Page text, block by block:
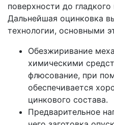
поверхности до
Дальнейшая оцинковка
технологии, основными
Обезжиривание
химическими
флюсование, при
обеспечивается
цинкового состава.
Предварительное